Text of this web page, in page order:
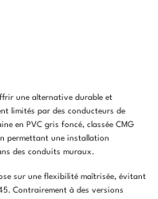
une alternative durable et
limités par des conducteurs de
en PVC gris foncé, classée CMG
permettant une installation
des conduits muraux.
sur une flexibilité maîtrisée, évitant
Contrairement à des versions